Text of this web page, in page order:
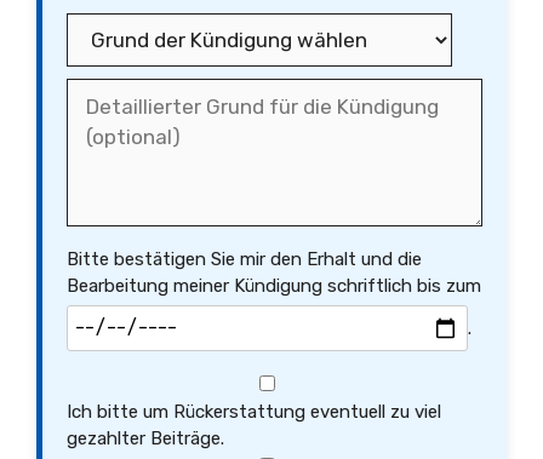
Bitte bestätigen Sie mir den Erhalt und die
Bearbeitung meiner Kündigung schriftlich bis zum
.
Ich bitte um Rückerstattung eventuell zu viel
gezahlter Beiträge.